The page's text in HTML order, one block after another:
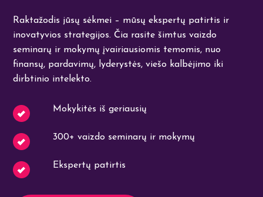
Raktažodis jūsų sėkmei – mūsų ekspertų patirtis ir
inovatyvios strategijos. Čia rasite šimtus vaizdo
seminarų ir mokymų įvairiausiomis temomis, nuo
finansų, pardavimų, lyderystės, viešo kalbėjimo iki
dirbtinio intelekto.
Mokykitės iš geriausių
300+ vaizdo seminarų ir mokymų
Ekspertų patirtis